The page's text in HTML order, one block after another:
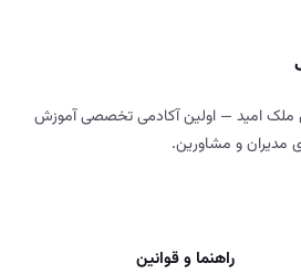
امید — اولین آکادمی تخصصی آموزش
مدیران و مشاورین.
راهنما و قوانین